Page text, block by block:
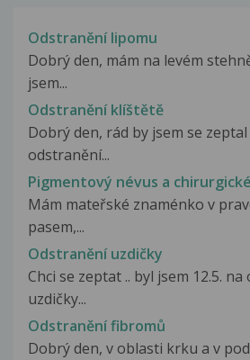
Odstranění lipomu
Dobrý den, mám na levém
jsem...
Odstranění klíštětě
Dobrý den, rád by jsem se
odstranění...
Pigmentový névus a
Mám mateřské znaménko v
pasem,...
Odstranění uzdičky
Chci se zeptat .. byl jsem 12.5.
uzdičky...
Odstranění fibromů
Dobrý den, v oblasti krku a v